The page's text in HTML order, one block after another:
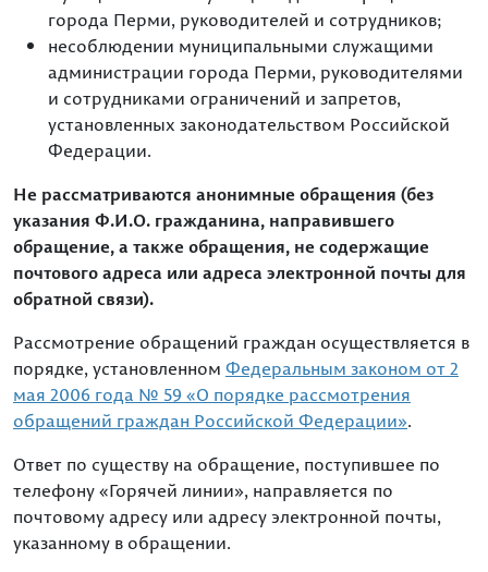
города Перми, руководителей и сотрудников;
несоблюдении муниципальными служащими
администрации города Перми, руководителями
и сотрудниками ограничений и запретов,
установленных законодательством Российской
Федерации.
Не рассматриваются анонимные обращения (без
указания Ф.И.О. гражданина, направившего
обращение, а также обращения, не содержащие
почтового адреса или адреса электронной почты для
обратной связи).
Рассмотрение обращений граждан осуществляется в
порядке, установленном Федеральным законом от 2
мая 2006 года № 59 «О порядке рассмотрения
обращений граждан Российской Федерации».
Ответ по существу на обращение, поступившее по
телефону «Горячей линии», направляется по
почтовому адресу или адресу электронной почты,
указанному в обращении.